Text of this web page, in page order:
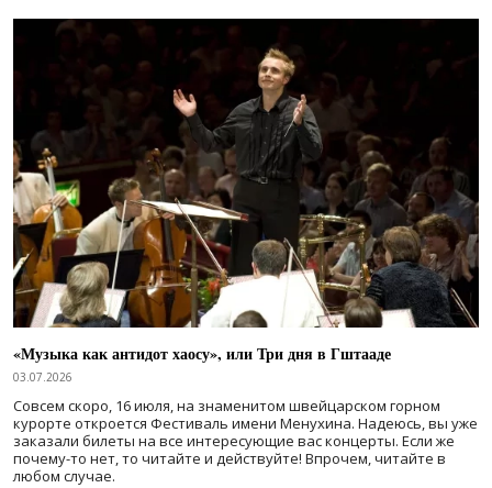
«Музыка как антидот хаосу», или Три дня в Гштааде
03.07.2026
Совсем скоро, 16 июля, на знаменитом швейцарском горном
курорте откроется Фестиваль имени Менухина. Надеюсь, вы уже
заказали билеты на все интересующие вас концерты. Если же
почему-то нет, то читайте и действуйте! Впрочем, читайте в
любом случае.